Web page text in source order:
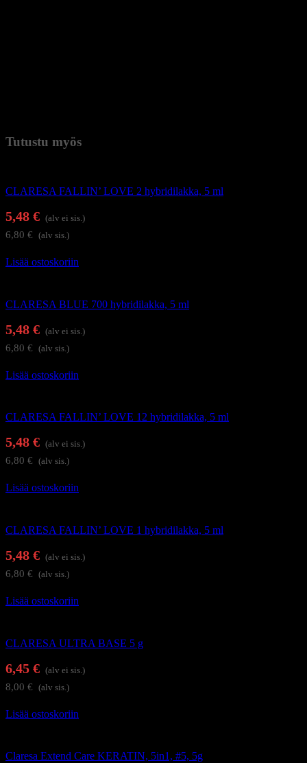
Tutustu myös
CLARESA FALLIN’ LOVE 2 hybridilakka, 5 ml
5,48 € (alv ei sis.)
6,80 € (alv sis.)
Lisää ostoskoriin
CLARESA BLUE 700 hybridilakka, 5 ml
5,48 € (alv ei sis.)
6,80 € (alv sis.)
Lisää ostoskoriin
CLARESA FALLIN’ LOVE 12 hybridilakka, 5 ml
5,48 € (alv ei sis.)
6,80 € (alv sis.)
Lisää ostoskoriin
CLARESA FALLIN’ LOVE 1 hybridilakka, 5 ml
5,48 € (alv ei sis.)
6,80 € (alv sis.)
Lisää ostoskoriin
CLARESA ULTRA BASE 5 g
6,45 € (alv ei sis.)
8,00 € (alv sis.)
Lisää ostoskoriin
Claresa Extend Care KERATIN, 5in1, #5, 5g